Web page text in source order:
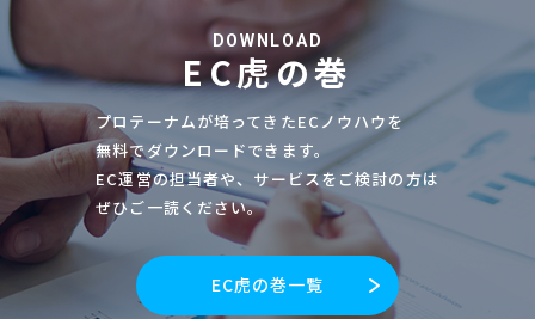
DOWNLOAD
EC虎の巻
プロテーナムが培ってきたECノウハウを
無料でダウンロードできます。
EC運営の担当者や、サービスをご検討の方は
ぜひご一読ください。
EC虎の巻一覧